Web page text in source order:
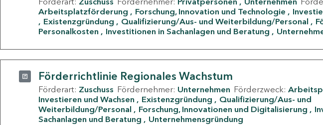
Arbeitsplatzförderung
Forschung, Innovation und Technologie
Existenzgründung
Qualifizierung/Aus- und Weiterbildung/Personal
Personalkosten
Investitionen in Sachanlagen und Beratung
Förderrichtlinie Regionales Wachstum
Förderart: Zuschuss Fördernehmer: Unternehmen Förderzweck:
Investieren und Wachsen
Existenzgründung
Qualifizierung/Aus- und
Weiterbildung/Personal
Forschung, Innovationen und Digitalisierung
Sachanlagen und Beratung
Unternehmensgründung